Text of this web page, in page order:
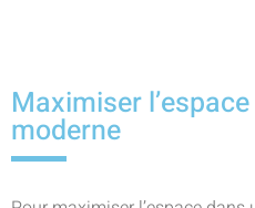
Maximiser
moderne